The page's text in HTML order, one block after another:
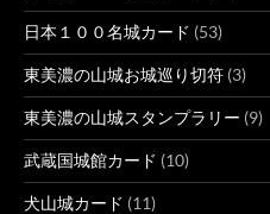
日本１００名城カード (53)
東美濃の山城お城巡り切符 (3)
東美濃の山城スタンプラリー (9)
武蔵国城館カード (10)
犬山城カード (11)